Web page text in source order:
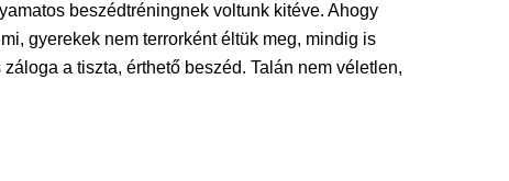
beszédtréningnek voltunk kitéve. Ahogy
gyerekek nem terrorként éltük meg, mindig is
a tiszta, érthető beszéd. Talán nem véletlen,